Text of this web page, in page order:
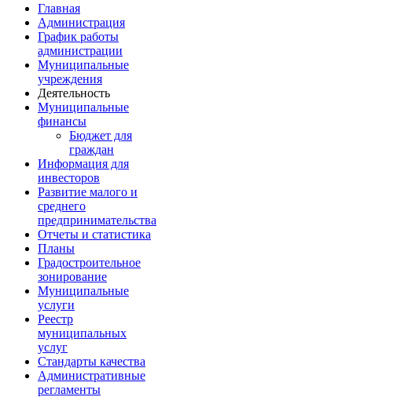
Главная
Администрация
График работы
администрации
Муниципальные
учреждения
Деятельность
Муниципальные
финансы
Бюджет для
граждан
Информация для
инвесторов
Развитие малого и
среднего
предпринимательства
Отчеты и статистика
Планы
Градостроительное
зонирование
Муниципальные
услуги
Реестр
муниципальных
услуг
Стандарты качества
Административные
регламенты